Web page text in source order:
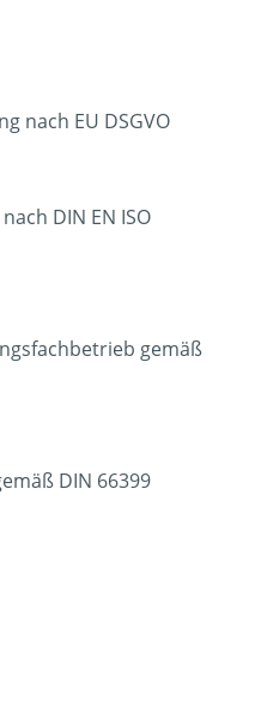
nach EU DSGVO
DIN EN ISO
gemäß
DIN 66399